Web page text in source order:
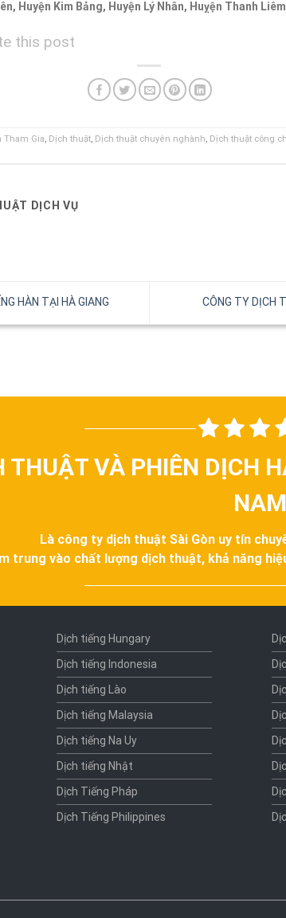
Huyện Kim Bảng, Huyện Lý Nhân, Huỵện Thanh
this post
Tham Gia Dịch thuật, Dịch thuật chuyên nghành Dịch thuật công
DỊCH VỤ
HÀN TẠI HÀ GIANG CÔNG TY DỊCH
THUẬT VÀ PHIÊN DỊCH
NAM
Là công ty dịch thuật Sài Gòn uy tín
trung vào chất lượng dịch thuật, khả năng
Dịch tiếng Hungary
Dịch tiếng Indonesia
Dịch tiếng Lào
Dịch tiếng Malaysia
Dịch tiếng Na Uy
Dịch tiếng Nhật
Dịch Tiếng Pháp
Dịch Tiếng Philippines